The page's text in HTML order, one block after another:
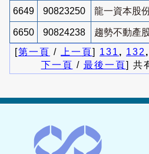
6649 90823250 龍一資本股
6650 90824238
趨勢不動產
[第一頁 / 上一頁] 131 , 132
下一頁 / 最後一頁] 共